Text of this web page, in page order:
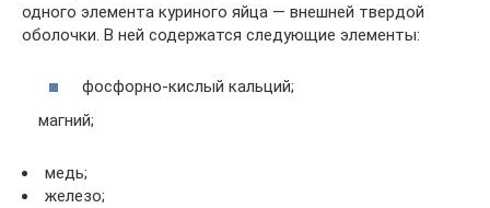
одного элемента куриного яйца — внешней твердой
оболочки. В ней содержатся следующие элементы:
фосфорно-кислый кальций;
магний;
медь;
железо;